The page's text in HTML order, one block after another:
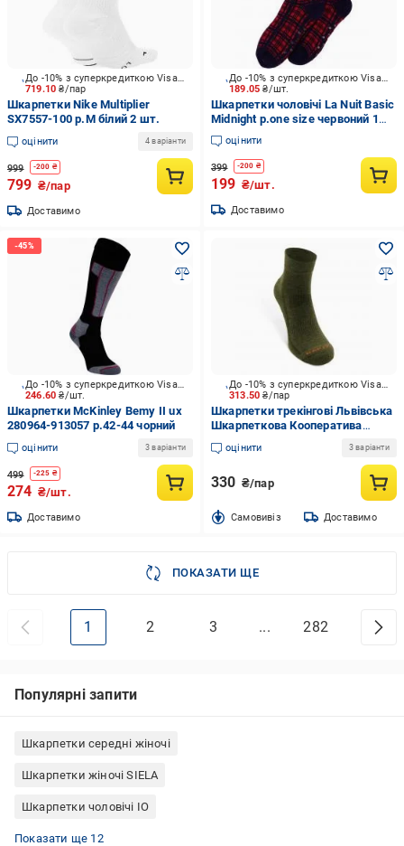
719.10₴/пар
До -10% з суперкредиткою Visa Вигода
Шкарпетки Nike Multiplier
SX7557-100 р.M білий 2 шт.
оцінити 4 варіанти
999 -200 ₴
799 ₴/пар
Доставимо
189.05₴/шт.
До -10% з суперкредиткою Visa Вигода
Шкарпетки чоловічі La Nuit Basic
Midnight р.one size червоний 1
шт.
оцінити
399 -200 ₴
199 ₴/шт.
Доставимо
246.60₴/шт.
До -10% з суперкредиткою Visa Вигода
Шкарпетки McKinley Bemy II ux
280964-913057 р.42-44 чорний
оцінити 3 варіанти
499 -225 ₴
274 ₴/шт.
Доставимо
313.50₴/пар
До -10% з суперкредиткою Visa Вигода
Шкарпетки трекінгові Львівська
Шкарпеткова Кооператива
Summer Merino 2302313527 р.41-
44 оливковий
оцінити 3 варіанти
330 ₴/пар
Cамовивіз Доставимо
ПОКАЗАТИ ЩЕ
1 2 3 ... 282
Популярні запити
Шкарпетки середні жіночі
Шкарпетки жіночі SIELA
Шкарпетки чоловічі IO
Шкарпетки тенісні Nike
Набори чоловічих шкарпеток
Шкарпетки жіночі Интуиция
Шкарпетки жіночі ZOZ
Шкарпетки жіночі ESLI
Шкарпетки лижні 4F
Шкарпетки жіночі Naviale
Шкарпетки чоловічі Puma
Шкарпетки жіночі Молли
Чоловічі шкарпетки Nike
Шкарпетки жіночі Брестские
Водонепроникні шкарпетки Dexshell
Показати ще 12